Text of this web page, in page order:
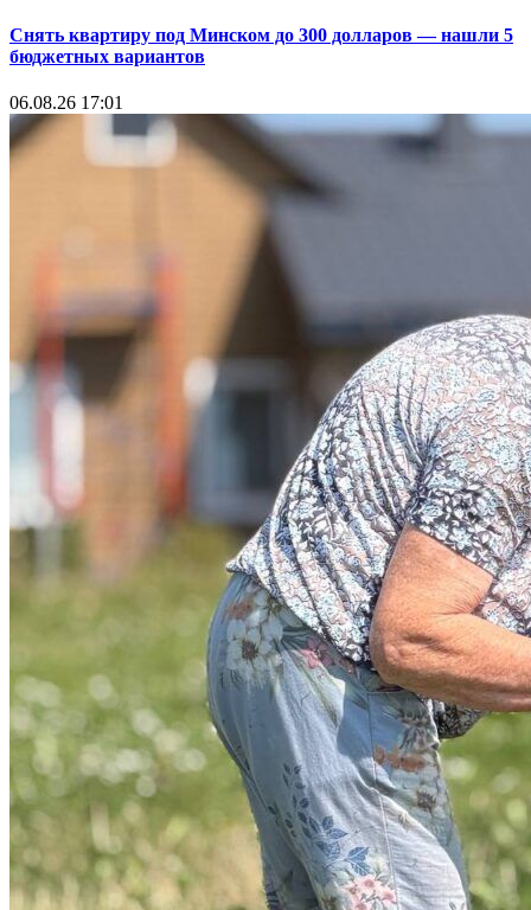
Снять квартиру под Минском до 300 долларов — нашли 5
бюджетных вариантов
06.08.26 17:01